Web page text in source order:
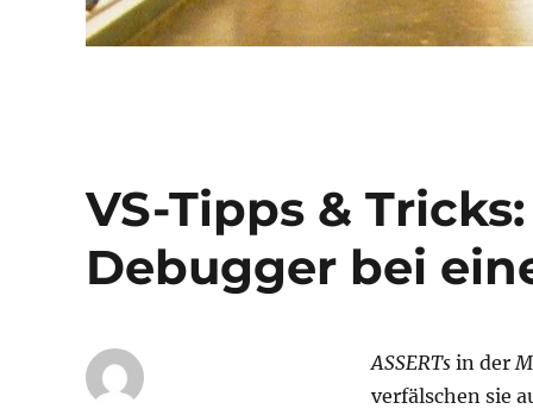
VS-Tipps &
Debugger bei
ASSERTs in der
verfälschen sie